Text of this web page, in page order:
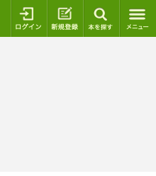
ログイン 新規登録